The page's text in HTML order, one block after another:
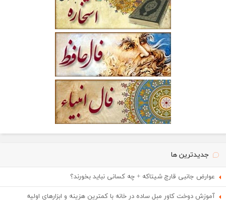
جدیدترین ها
عوارض جانبی قارچ شیتاکه + چه کسانی نباید بخورند؟
آموزش دوخت کاور مبل ساده در خانه با کمترین هزینه و ابزارهای اولیه